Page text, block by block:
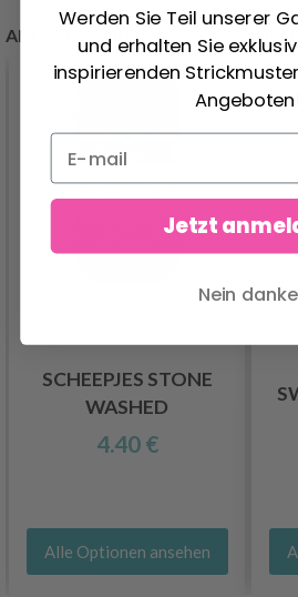
ANDERE KUNDEN KAUFTEN AUCH
SCHEEPJES STONE
WASHED
4.40 €
Alle Optionen ansehen
Werden Sie Teil unserer
und erhalten Sie
inspirierenden
Jetzt
Nein danke